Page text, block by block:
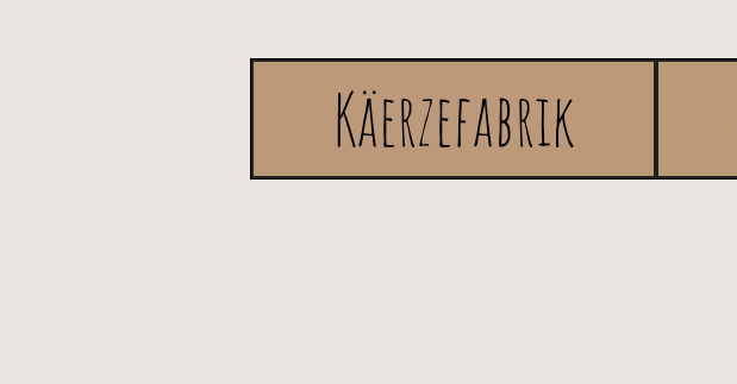
Käerzefabrik